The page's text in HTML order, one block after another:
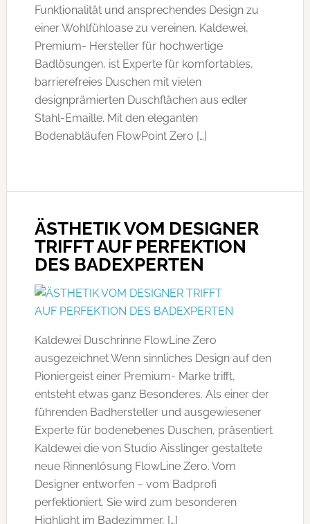
Funktionalität und ansprechendes Design zu
einer Wohlfühloase zu vereinen. Kaldewei,
Premium- Hersteller für hochwertige
Badlösungen, ist Experte für komfortables,
barrierefreies Duschen mit vielen
designprämierten Duschflächen aus edler
Stahl-Emaille. Mit den eleganten
Bodenabläufen FlowPoint Zero […]
ÄSTHETIK VOM DESIGNER
TRIFFT AUF PERFEKTION
DES BADEXPERTEN
Kaldewei Duschrinne FlowLine Zero
ausgezeichnet Wenn sinnliches Design auf den
Pioniergeist einer Premium- Marke trifft,
entsteht etwas ganz Besonderes. Als einer der
führenden Badhersteller und ausgewiesener
Experte für bodenebenes Duschen, präsentiert
Kaldewei die von Studio Aisslinger gestaltete
neue Rinnenlösung FlowLine Zero. Vom
Designer entworfen – vom Badprofi
perfektioniert. Sie wird zum besonderen
Highlight im Badezimmer, […]